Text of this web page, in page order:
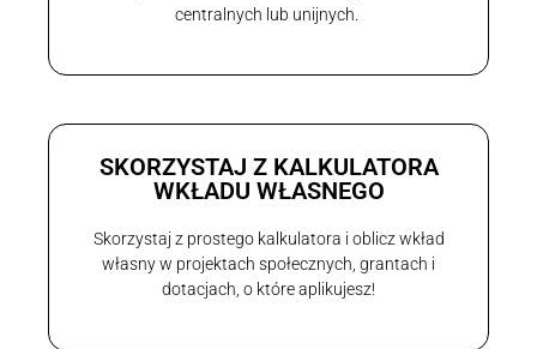
centralnych lub unijnych.
SKORZYSTAJ Z KALKULATORA
WKŁADU WŁASNEGO
Skorzystaj z prostego kalkulatora i oblicz wkład
własny w projektach społecznych, grantach i
dotacjach, o które aplikujesz!